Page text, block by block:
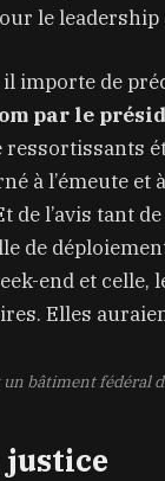
le leadership
importe de
par le
à l’émeute
de l’avis tant
de
end et
Elles
bâtiment fédéral
justice